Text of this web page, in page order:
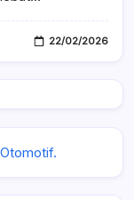
Alam
22/02/2026